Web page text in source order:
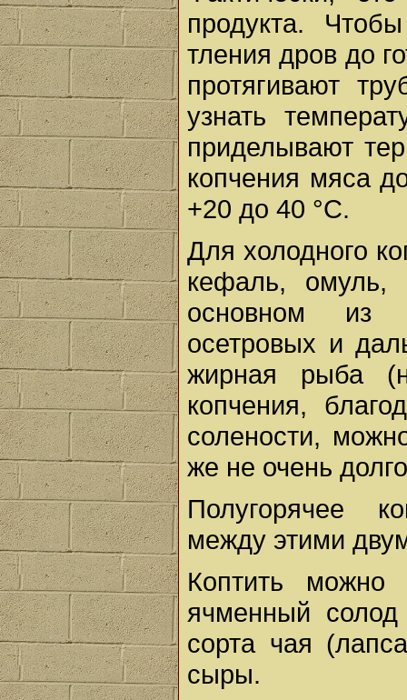
продукта.
тления дров до
протягивают
узнать
приделывают
копчения мяса
+20 до 40 °С.
Для холодного
кефаль, омуль,
основном из
осетровых и
жирная рыба
копчения,
солености,
же не очень
Полугорячее
между этими
Коптить
ячменный
сорта чая
сыры.